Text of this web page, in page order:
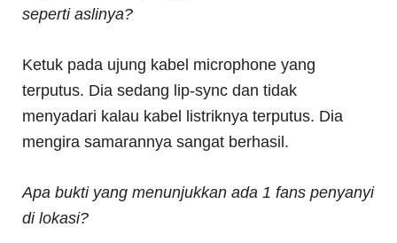
seperti aslinya?
Ketuk pada ujung kabel microphone yang
terputus. Dia sedang lip-sync dan tidak
menyadari kalau kabel listriknya terputus. Dia
mengira samarannya sangat berhasil.
Apa bukti yang menunjukkan ada 1 fans penyanyi
di lokasi?